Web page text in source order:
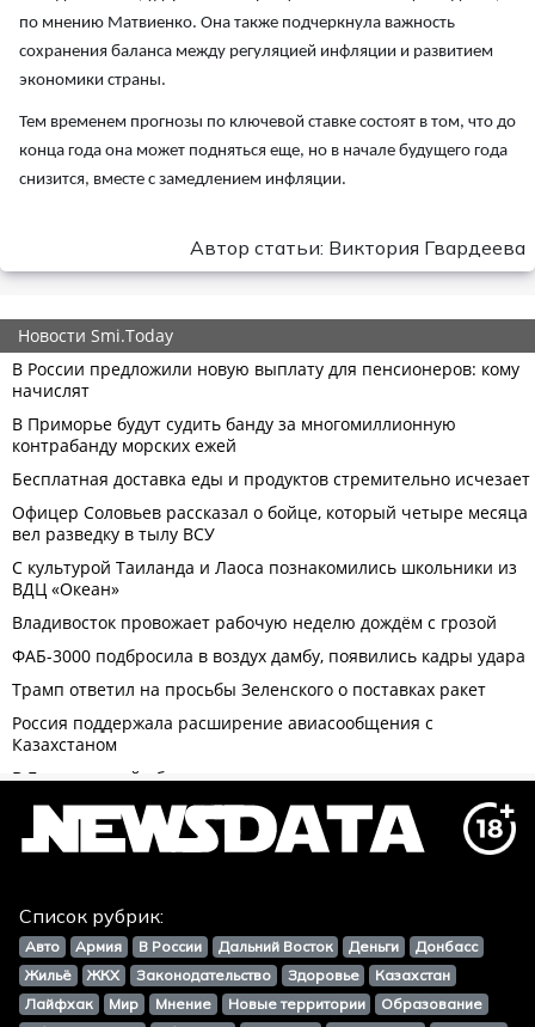
по мнению Матвиенко. Она также подчеркнула важность
сохранения баланса между регуляцией инфляции и развитием
экономики страны.
Тем временем прогнозы по ключевой ставке состоят в том, что до
конца года она может подняться еще, но в начале будущего года
снизится, вместе с замедлением инфляции.
Автор статьи: Виктория Гвардеева
Список рубрик:
Авто Армия В России Дальний Восток Деньги
Донбасс
Жильё
ЖКХ Законодательство Здоровье
Казахстан
Лайфхак
Мир Мнение Новые территории
Образование